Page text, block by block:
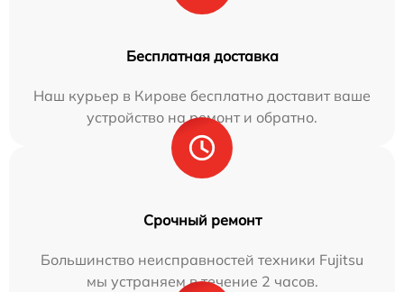
Бесплатная доставка
Наш курьер в Кирове бесплатно доставит ваше
устройство на ремонт и обратно.
Срочный ремонт
Большинство неисправностей техники Fujitsu
мы устраняем в течение 2 часов.